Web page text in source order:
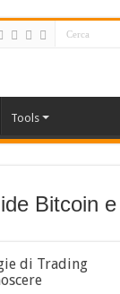
Tools
Bitcoin e
di Trading